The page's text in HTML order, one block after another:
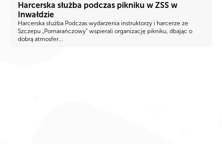
Harcerska służba podczas pikniku w ZSS w
Inwałdzie
Harcerska służba Podczas wydarzenia instruktorzy i harcerze ze
Szczepu „Pomarańczowy” wspierali organizację pikniku, dbając o
dobrą atmosfer...